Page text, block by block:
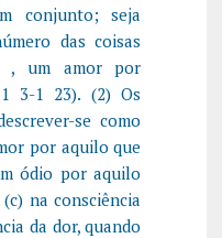
conjunto; seja
das coisas
, um amor por
3-1 23). (2) Os
se como
por aquilo que
ódio por aquilo
na consciência
da dor, quando